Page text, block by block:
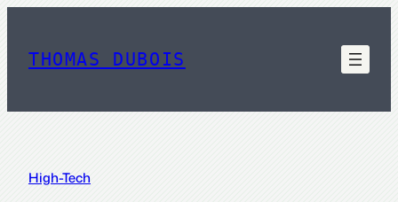
contenu
THOMAS DUBOIS
High-Tech